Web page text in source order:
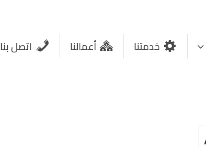
خدمتنا أعمالنا اتصل بنا